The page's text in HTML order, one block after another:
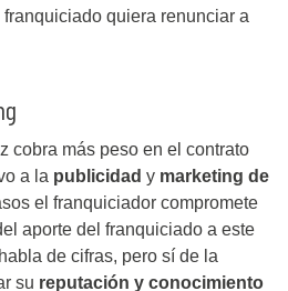
quiera renunciar a
cobra más peso en el contrato
a la publicidad y marketing de
el franquiciador compromete
aporte del franquiciado a este
de cifras, pero sí de la
su reputación y conocimiento